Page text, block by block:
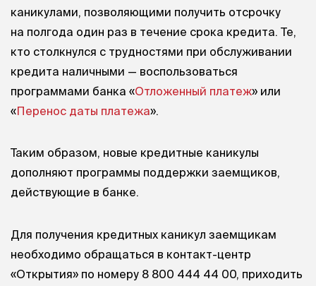
каникулами, позволяющими получить отсрочку
на полгода один раз в течение срока кредита. Те,
кто столкнулся с трудностями при обслуживании
кредита наличными — воспользоваться
программами банка «Отложенный платеж» или
«Перенос даты платежа».
Таким образом, новые кредитные каникулы
дополняют программы поддержки заемщиков,
действующие в банке.
Для получения кредитных каникул заемщикам
необходимо обращаться в контакт-центр
«Открытия» по номеру 8 800 444 44 00, приходить